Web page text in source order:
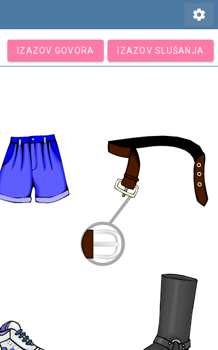
settings
IZAZOV GOVORA IZAZOV SLUŠANJA